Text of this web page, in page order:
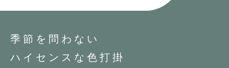
季節を問わない
ハイセンスな色打掛